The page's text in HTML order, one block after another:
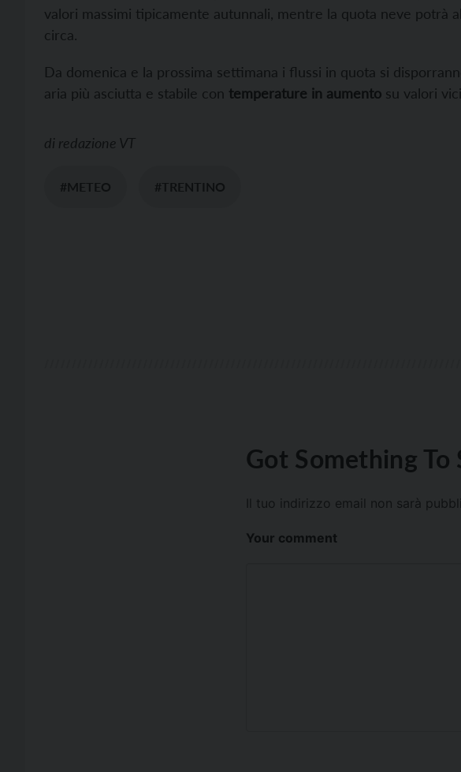
valori massimi tipicamente autunnali, mentre la quota neve potrà
circa.
Da domenica e la prossima settimana i flussi in quota si
aria più asciutta e stabile con temperature in aumento su valori
di redazione VT
#METEO #TRENTINO
Got Something To
Il tuo indirizzo email non sarà
Your comment